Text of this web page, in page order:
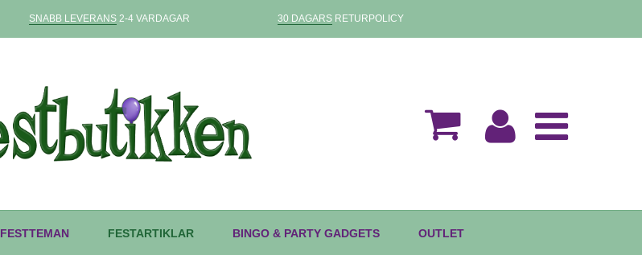
SNABB LEVERANS2-4 VARDAGAR 30 DAGARSRETURPOLICY
FESTTEMAN FESTARTIKLAR BINGO & PARTY GADGETS OUTLET